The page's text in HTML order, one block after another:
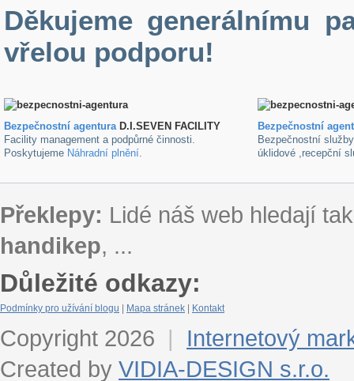
Děkujeme generálnímu
vřelou podporu!
Bezpečnostní agenturaD.I.SEVEN FACILITY
Facility management a podpůrné činnosti.
Poskytujeme Náhradní plnění.
Bezpečnostní
Bezpečnostní
úklidové ,recepční
Překlepy: Lidé náš web hledají
handikep, ...
Důležité odkazy:
Podmínky pro užívání blogu Mapa stránek Kontakt
Copyright 2026 |
Internetový
Created by VIDIA-DESIGN s.r.o.